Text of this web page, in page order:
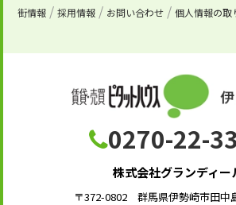
街情報
採用情報 お問い合わせ 個人情報の取
0270-22-
株式会社グランディー
〒372-0802 群馬県伊勢崎市田中